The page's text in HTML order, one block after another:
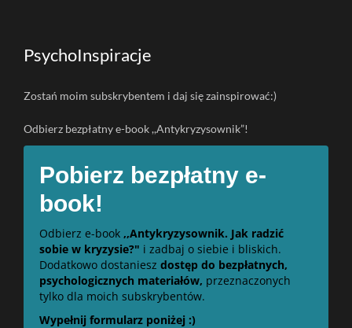
PsychoInspiracje
Zostań moim subskrybentem i daj się zainspirować:)
Odbierz bezpłatny e-book ,,Antykryzysownik”!
Pobierz bezpłatny e-
book!
Odbierz e-book ,,Antykryzysownik. Jak radzić
sobie w kryzysie?" i zadbaj o siebie i bliskich.
Dodatkowo dostaniesz dostęp do bezpłatnych,
psychologicznych materiałów, przeznaczonych
tylko dla moich subskrybentów.
Wypełnij formularz poniżej :)